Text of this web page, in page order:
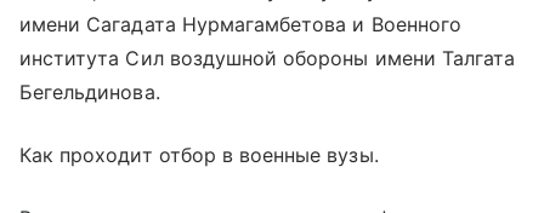
имени Сагадата Нурмагамбетова и Военного
института Сил воздушной обороны имени Талгата
Бегельдинова.
Как проходит отбор в военные вузы.